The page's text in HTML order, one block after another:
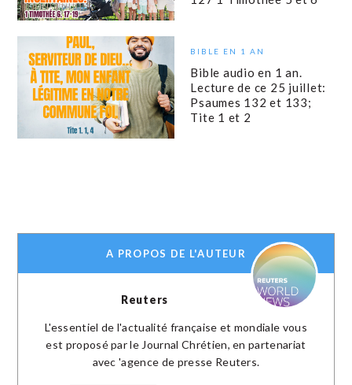
BIBLE EN 1 AN
Bible audio en 1 an.
Lecture de ce 25 juillet:
Psaumes 132 et 133;
Tite 1 et 2
A PROPOS DE L'AUTEUR
Reuters
L'essentiel de l'actualité française et mondiale vous
est proposé par le Journal Chrétien, en partenariat
avec 'agence de presse Reuters.